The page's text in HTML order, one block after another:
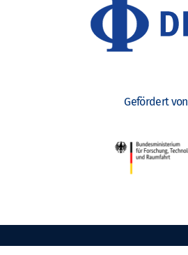
Gefördert von